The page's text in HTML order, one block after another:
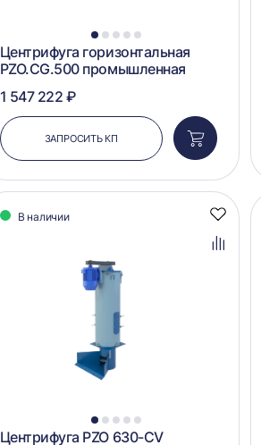
1 2 3 4 5
Центрифуга горизонтальная
PZO.CG.500 промышленная
1 547 222 ₽
ЗАПРОСИТЬ КП
Добавить
в
корзину
В наличии
Добавить
Добавить
1 2 3 4 5
Центрифуга PZO 630-CV